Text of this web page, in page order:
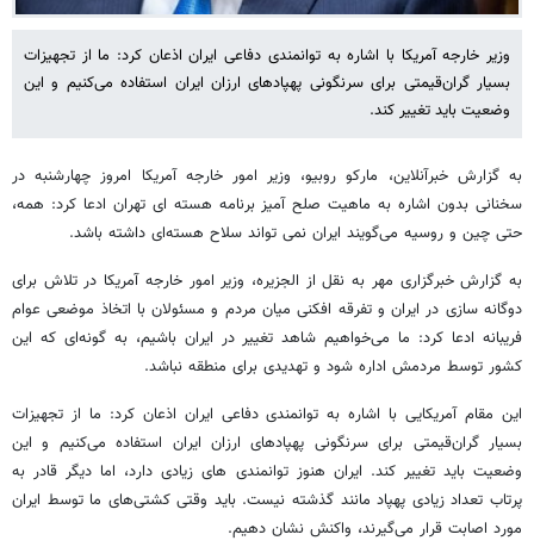
وزیر خارجه آمریکا با اشاره به توانمندی دفاعی ایران اذعان کرد: ما از تجهیزات
بسیار گران‌قیمتی برای سرنگونی پهپادهای ارزان ایران استفاده می‌کنیم و این
وضعیت باید تغییر کند.
به گزارش خبرآنلاین، مارکو روبیو، وزیر امور خارجه آمریکا امروز چهارشنبه در
سخنانی بدون اشاره به ماهیت صلح آمیز برنامه هسته ای تهران ادعا کرد: همه،
حتی چین و روسیه می‌گویند ایران نمی‌ تواند سلاح هسته‌ای داشته باشد.
به گزارش خبرگزاری مهر به نقل از الجزیره، وزیر امور خارجه آمریکا در تلاش برای
دوگانه سازی در ایران و تفرقه افکنی میان مردم و مسئولان با اتخاذ موضعی عوام
فریبانه ادعا کرد: ما می‌خواهیم شاهد تغییر در ایران باشیم، به گونه‌ای که این
کشور توسط مردمش اداره شود و تهدیدی برای منطقه نباشد.
این مقام آمریکایی با اشاره به توانمندی دفاعی ایران اذعان کرد: ما از تجهیزات
بسیار گران‌قیمتی برای سرنگونی پهپادهای ارزان ایران استفاده می‌کنیم و این
وضعیت باید تغییر کند. ایران هنوز توانمندی های زیادی دارد، اما دیگر قادر به
پرتاب تعداد زیادی پهپاد مانند گذشته نیست. باید وقتی کشتی‌های ما توسط ایران
مورد اصابت قرار می‌گیرند، واکنش نشان دهیم.